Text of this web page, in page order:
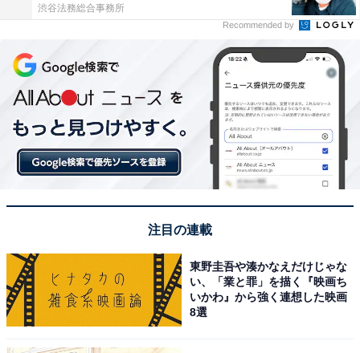
渋谷法務総合事務所
Recommended by
注目の連載
東野圭吾や湊かなえだけじゃな
い、「業と罪」を描く『映画ち
いかわ』から強く連想した映画
8選